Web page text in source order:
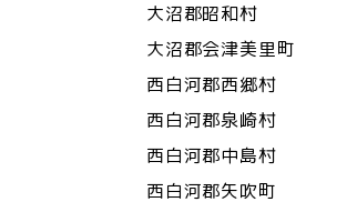
大沼郡昭和村
大沼郡会津美里町
西白河郡西郷村
西白河郡泉崎村
西白河郡中島村
西白河郡矢吹町